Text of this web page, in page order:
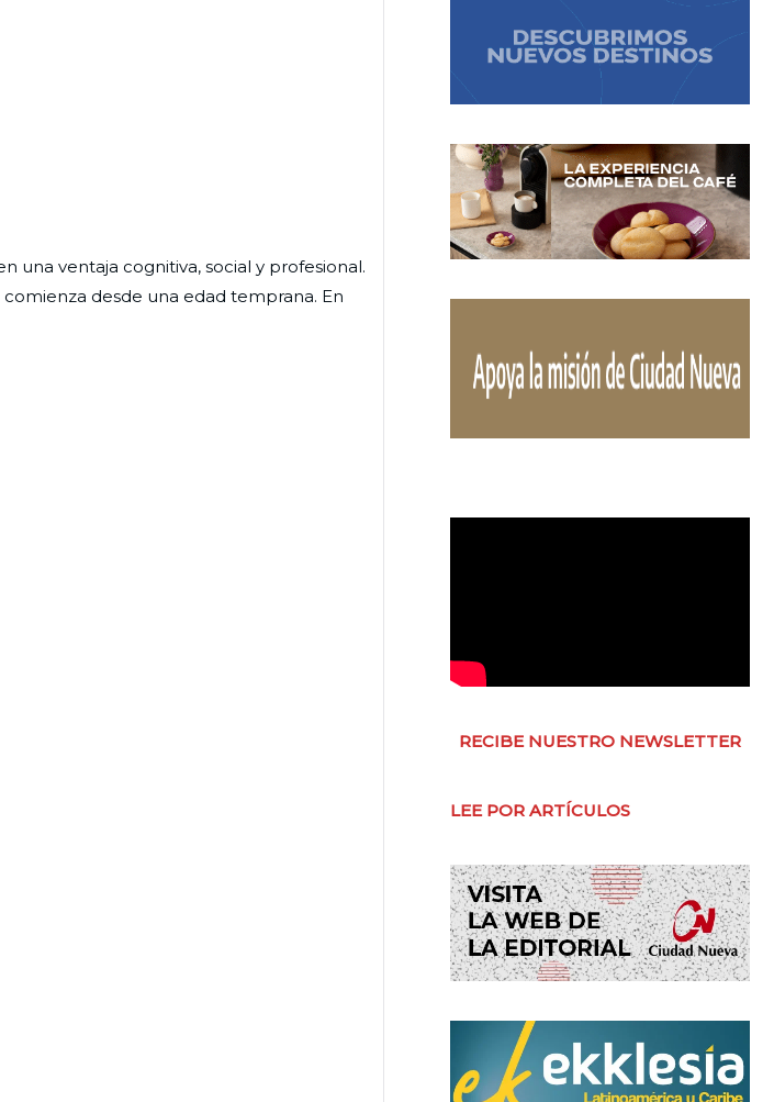
una ventaja cognitiva, social y profesional.
desde una edad temprana. En
RECIBE NUESTRO NEWSLETTER
LEE POR ARTÍCULOS